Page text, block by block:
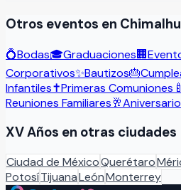
Otros eventos en
💍Bodas🎓Graduaciones🏢
Corporativos✨Bautizos🎂
Infantiles✝️Primeras Comuniones 🍼
Reuniones Familiares🥂
XV Años en otras ciudades
Ciudad de MéxicoQuerétaro
PotosíTijuanaLeónMonterrey